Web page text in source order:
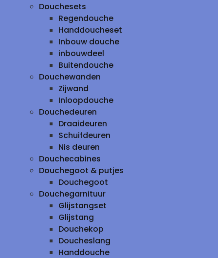
Douchesets
Regendouche
Handdoucheset
Inbouw douche
inbouwdeel
Buitendouche
Douchewanden
Zijwand
Inloopdouche
Douchedeuren
Draaideuren
Schuifdeuren
Nis deuren
Douchecabines
Douchegoot & putjes
Douchegoot
Douchegarnituur
Glijstangset
Glijstang
Douchekop
Doucheslang
Handdouche